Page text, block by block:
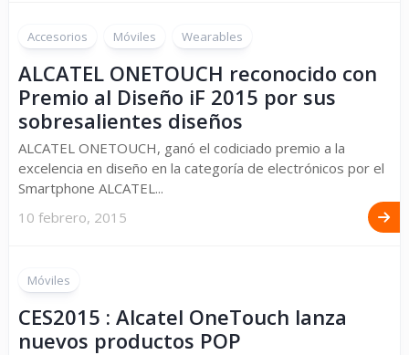
Accesorios Móviles Wearables
ALCATEL ONETOUCH reconocido con
Premio al Diseño iF 2015 por sus
sobresalientes diseños
ALCATEL ONETOUCH, ganó el codiciado premio a la
excelencia en diseño en la categoría de electrónicos por el
Smartphone ALCATEL...
10 febrero, 2015
Móviles
CES2015 : Alcatel OneTouch lanza
nuevos productos POP